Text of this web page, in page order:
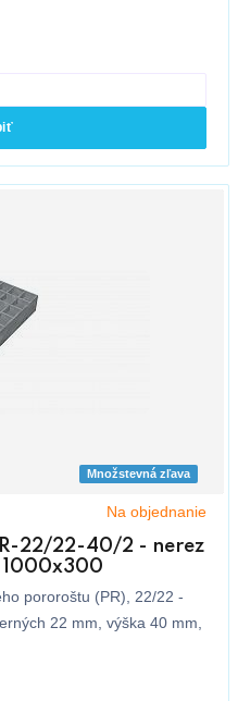
Množstevná zľava
Na objednanie
22/22-40/2 - nerez
1000x300
pororoštu (PR), 22/22 -
22 mm, výška 40 mm,